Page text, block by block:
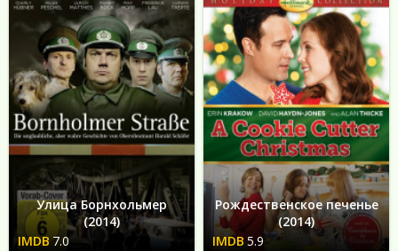
Улица Борнхольмер
(2014)
7.0
Рождественское печенье
(2014)
5.9